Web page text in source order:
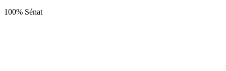
100% Sénat